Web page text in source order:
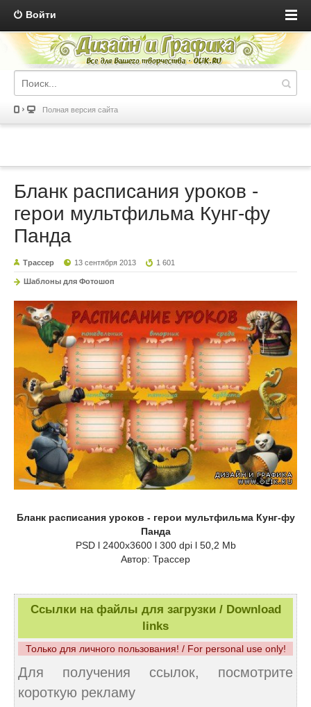
Войти
Полная версия сайта
Бланк расписания уроков -
герои мультфильма Кунг-фу
Панда
Трассер 13 сентября 2013 1 601
Шаблоны для Фотошоп
Бланк расписания уроков - герои мультфильма Кунг-фу
Панда
PSD l 2400x3600 l 300 dpi l 50,2 Mb
Автор: Трассер
Ссылки на файлы для загрузки / Download
links
Только для личного пользования! / For personal use only!
Для получения ссылок, посмотрите
короткую рекламу